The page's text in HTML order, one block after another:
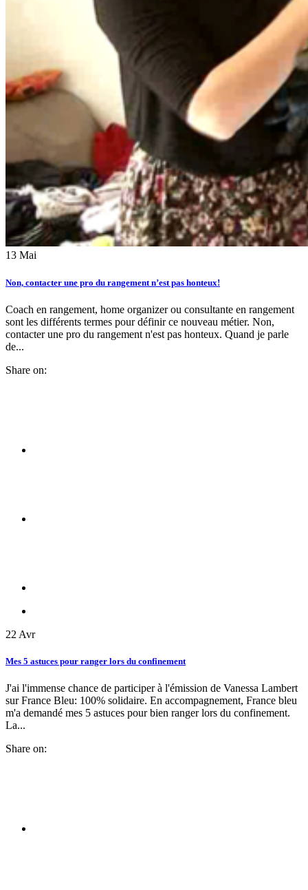
13 Mai
Non, contacter une pro du rangement n’est pas honteux!
Coach en rangement, home organizer ou consultante en rangement
sont les différents termes pour définir ce nouveau métier. Non,
contacter une pro du rangement n'est pas honteux. Quand je parle
de...
Share on:
22 Avr
Mes 5 astuces pour ranger lors du confinement
J'ai l'immense chance de participer à l'émission de Vanessa Lambert
sur France Bleu: 100% solidaire. En accompagnement, France bleu
m'a demandé mes 5 astuces pour bien ranger lors du confinement.
La...
Share on: